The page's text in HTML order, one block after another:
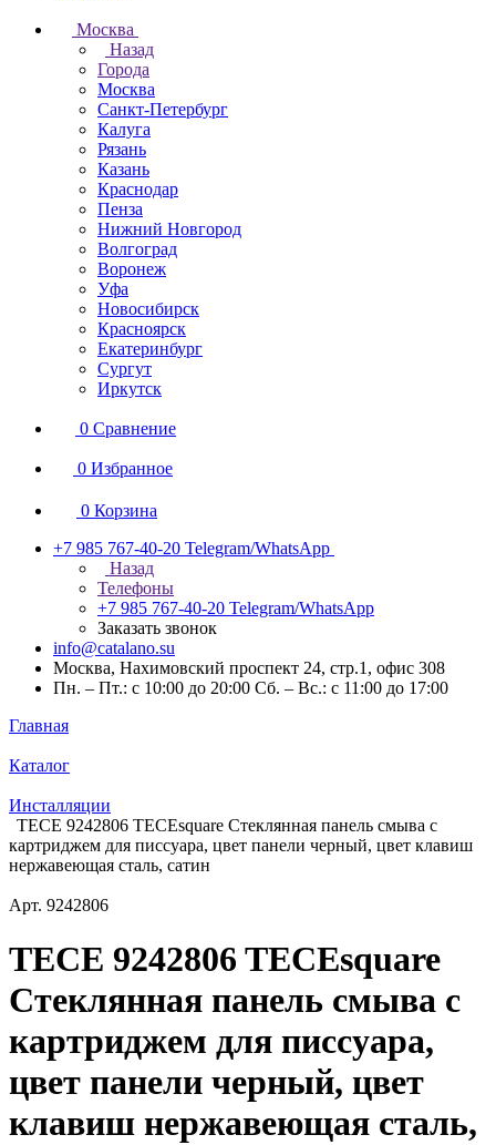
Москва
Назад
Города
Москва
Санкт-Петербург
Калуга
Рязань
Казань
Краснодар
Пенза
Нижний Новгород
Волгоград
Воронеж
Уфа
Новосибирск
Красноярск
Екатеринбург
Сургут
Иркутск
0 Сравнение
0 Избранное
0 Корзина
+7 985 767-40-20 Telegram/WhatsApp
Назад
Телефоны
+7 985 767-40-20 Telegram/WhatsApp
Заказать звонок
info@catalano.su
Москва, Нахимовский проспект 24, стр.1, офис 308
Пн. – Пт.: с 10:00 до 20:00 Сб. – Вс.: с 11:00 до 17:00
Главная
Каталог
Инсталляции
TECE 9242806 TECEsquare Стеклянная панель смыва с
картриджем для писсуара, цвет панели черный, цвет клавиш
нержавеющая сталь, сатин
Арт. 9242806
TECE 9242806 TECEsquare
Стеклянная панель смыва с
картриджем для писсуара,
цвет панели черный, цвет
клавиш нержавеющая сталь,